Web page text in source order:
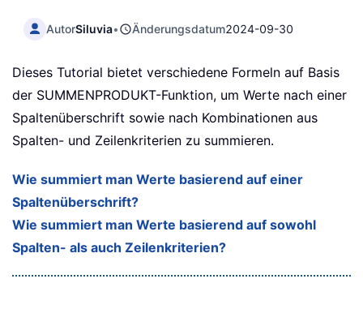
AutorSiluvia• Änderungsdatum2024-09-30
Dieses Tutorial bietet verschiedene Formeln auf Basis
der SUMMENPRODUKT-Funktion, um Werte nach einer
Spaltenüberschrift sowie nach Kombinationen aus
Spalten- und Zeilenkriterien zu summieren.
Wie summiert man Werte basierend auf einer
Spaltenüberschrift?
Wie summiert man Werte basierend auf sowohl
Spalten- als auch Zeilenkriterien?